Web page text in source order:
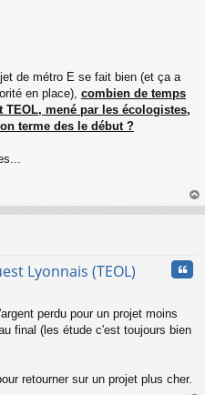
de métro E se fait bien (et ça a
en place), combien de temps
mené par les écologistes,
terme des le début ?
au
Lyonnais (TEOL)
perdu pour un projet moins
final (les étude c'est toujours bien
retourner sur un projet plus cher.